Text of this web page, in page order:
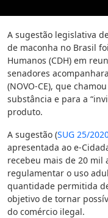
A sugestão legislativa
de maconha no Brasil
Humanos (CDH) em
senadores
(NOVO-CE), que
substância e para a
produto.
A sugestão (SUG 25/
apresentada ao e-
recebeu mais de 20 mil
regulamentar o uso
quantidade permitida
objetivo de tornar
do comércio ilegal.